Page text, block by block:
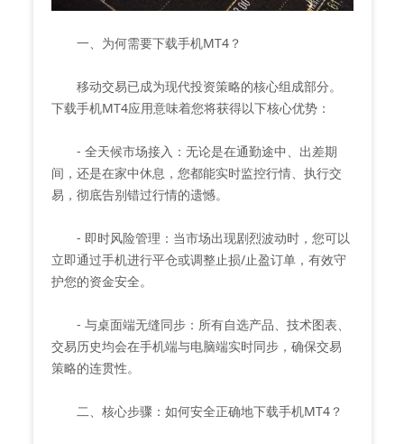
一、为何需要下载手机MT4？
移动交易已成为现代投资策略的核心组成部分。
下载手机MT4应用意味着您将获得以下核心优势：
- 全天候市场接入：无论是在通勤途中、出差期
间，还是在家中休息，您都能实时监控行情、执行交
易，彻底告别错过行情的遗憾。
- 即时风险管理：当市场出现剧烈波动时，您可以
立即通过手机进行平仓或调整止损/止盈订单，有效守
护您的资金安全。
- 与桌面端无缝同步：所有自选产品、技术图表、
交易历史均会在手机端与电脑端实时同步，确保交易
策略的连贯性。
二、核心步骤：如何安全正确地下载手机MT4？